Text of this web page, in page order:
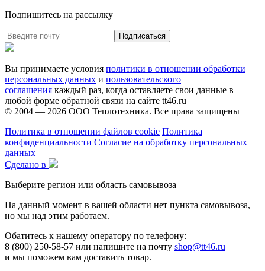
Подпишитесь на рассылку
Вы принимаете условия политики в отношении обработки
персональных данных и пользовательского
соглашения каждый раз, когда оставляете свои данные в
любой форме обратной связи на сайте tt46.ru
© 2004 — 2026 ООО Теплотехника. Все права защищены
Политика в отношении файлов cookie Политика
конфиденциальности Согласие на обработку персональных
данных
Сделано в
Выберите регион или область самовывоза
На данный момент в вашей области нет пункта самовывоза,
но мы над этим работаем.
Обатитесь к нашему оператору по телефону:
8 (800) 250-58-57 или напишите на почту shop@tt46.ru
и мы поможем вам доставить товар.